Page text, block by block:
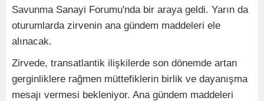
Savunma Sanayi Forumu'nda bir araya geldi. Yarın da
oturumlarda zirvenin ana gündem maddeleri ele
alınacak.
Zirvede, transatlantik ilişkilerde son dönemde artan
gerginliklere rağmen müttefiklerin birlik ve dayanışma
mesajı vermesi bekleniyor. Ana gündem maddeleri